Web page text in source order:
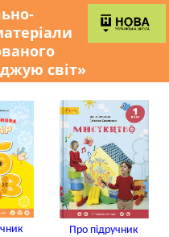
світ»
Про підручник